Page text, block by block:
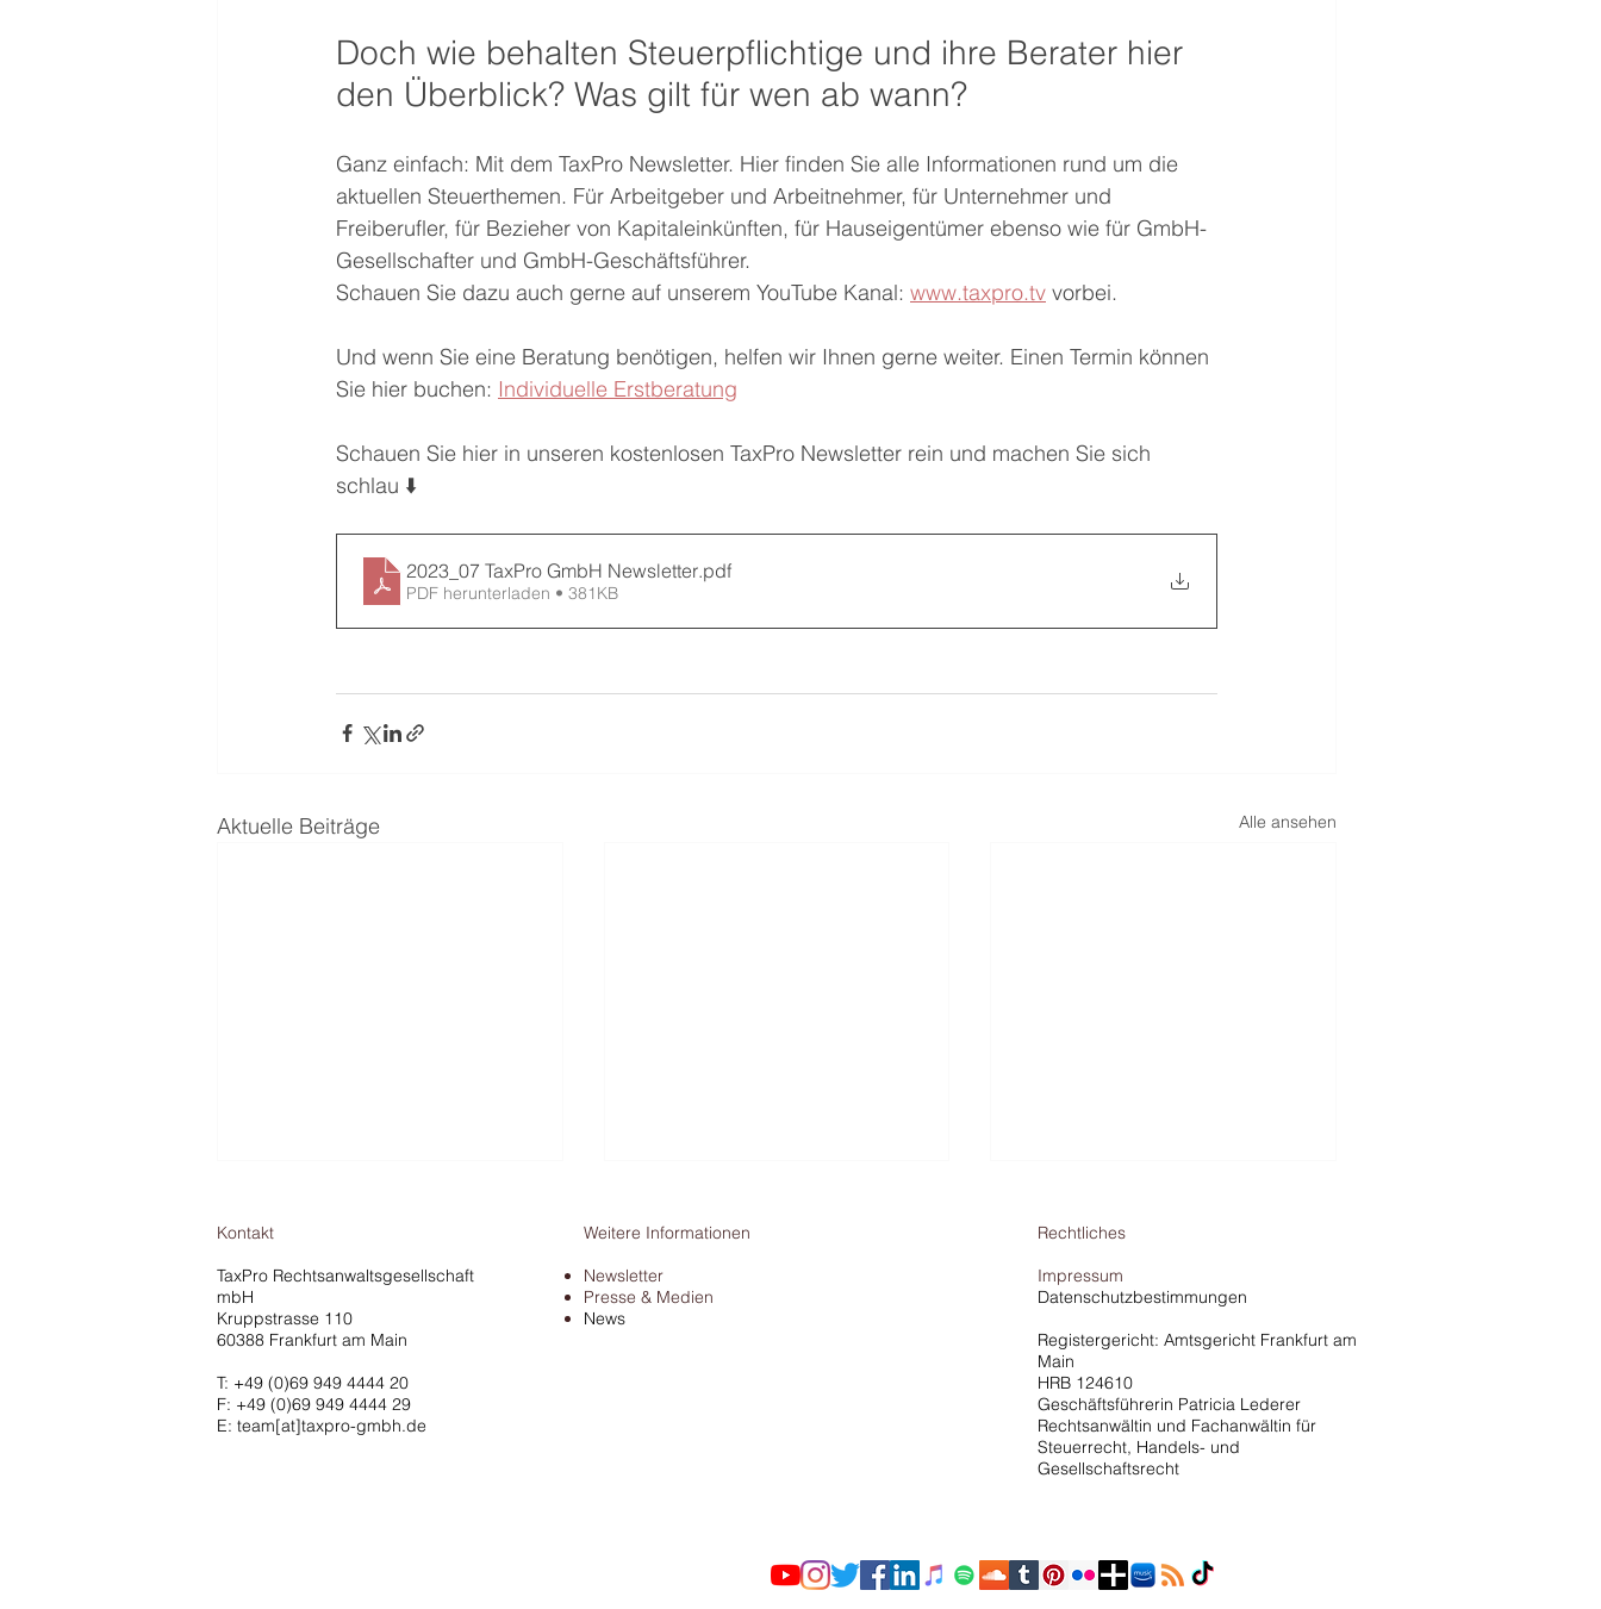
Doch wie behalten Steuerpflichtige und ihre Berater hier
den Überblick? Was gilt für wen ab wann?
Ganz einfach: Mit dem TaxPro Newsletter. Hier finden Sie alle Informationen rund um die
aktuellen Steuerthemen. Für Arbeitgeber und Arbeitnehmer, für Unternehmer und
Freiberufler, für Bezieher von Kapitaleinkünften, für Hauseigentümer ebenso wie für GmbH-
Gesellschafter und GmbH-Geschäftsführer.
Schauen Sie dazu auch gerne auf unserem YouTube Kanal: www.taxpro.tv vorbei.
Und wenn Sie eine Beratung benötigen, helfen wir Ihnen gerne weiter. Einen Termin können
Sie hier buchen: Individuelle Erstberatung
Schauen Sie hier in unseren kostenlosen TaxPro Newsletter rein und machen Sie sich
schlau ⬇️
2023_07 TaxPro GmbH Newsletter.pdf
PDF herunterladen • 381KB
Aktuelle Beiträge Alle ansehen
EuGH-Urteil stärkt
Verteidigungsrechte von
Porsche vs. Finanzamt - Das
Urteil (Auto von der Steuer
absetzen)
Kontakt
TaxPro Rechtsanwaltsgesellschaft
mbH
Kruppstrasse 110
60388 Frankfurt am Main
T: +49 (0)69 949 4444 20
F: +49 (0)69 949 4444 29
E: team[at]taxpro-gmbh.de
Weitere Informationen
Newsletter
Presse & Medien
News
Rechtliches
Impressum
Datenschutzbestimmungen
Registergericht: Amtsgericht Frankfurt am
Main
HRB 124610
Geschäftsführerin Patricia Lederer
Rechtsanwältin und Fachanwältin für
Steuerrecht, Handels- und
Gesellschaftsrecht